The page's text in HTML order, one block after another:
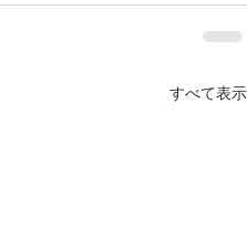
すべて表示